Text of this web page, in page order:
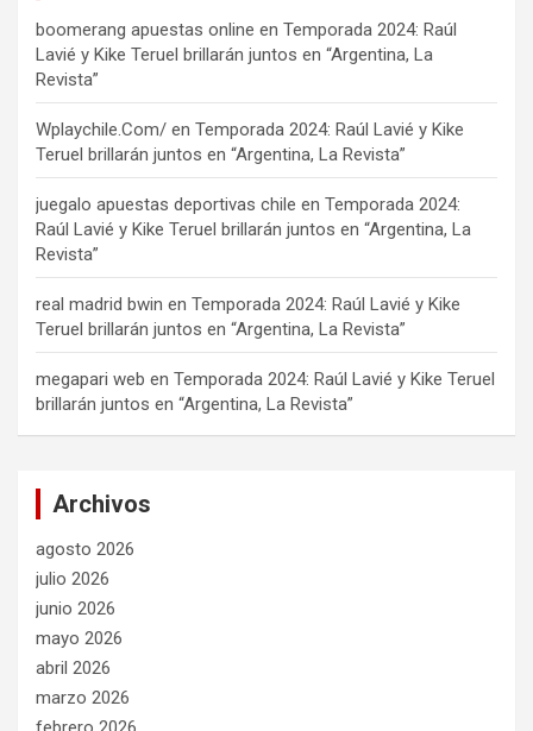
boomerang apuestas online en Temporada 2024: Raúl
Lavié y Kike Teruel brillarán juntos en “Argentina, La
Revista”
Wplaychile.Com/ en Temporada 2024: Raúl Lavié y Kike
Teruel brillarán juntos en “Argentina, La Revista”
juegalo apuestas deportivas chile en Temporada 2024:
Raúl Lavié y Kike Teruel brillarán juntos en “Argentina, La
Revista”
real madrid bwin en Temporada 2024: Raúl Lavié y Kike
Teruel brillarán juntos en “Argentina, La Revista”
megapari web en Temporada 2024: Raúl Lavié y Kike Teruel
brillarán juntos en “Argentina, La Revista”
Archivos
agosto 2026
julio 2026
junio 2026
mayo 2026
abril 2026
marzo 2026